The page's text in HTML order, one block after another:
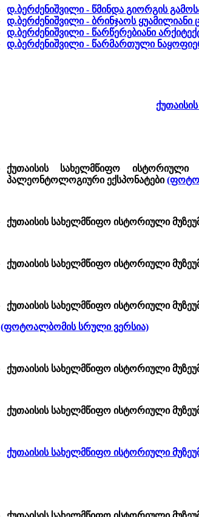
დ.ბერძენიშვილი - წმინდა გიორგის
დ.ბერძენიშვილი - ბრინჯაოს ყუამილიანი
დ.ბერძენიშვილი - წარწერებიანი
დ.ბერძენიშვილი - წარმართული
ქუთაისის სახელმწიფო ისტორიული
პალეონტოლოგიური ექსპონატები
ქუთაისის სახელმწიფო ისტორიული
ქუთაისის სახელმწიფო ისტორიული
ქუთაისის სახელმწიფო ისტორიული
(ფოტოალბომის სრული ვერსია)
ქუთაისის სახელმწიფო ისტორიული
ქუთაისის სახელმწიფო ისტორიული
ქუთაისის სახელმწიფო ისტორიული